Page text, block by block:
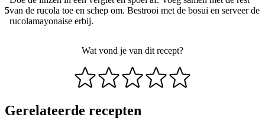
5van de rucola toe en schep om. Bestrooi met de bosui en serveer de
rucolamayonaise erbij.
Wat vond je van dit recept?
Gerelateerde recepten